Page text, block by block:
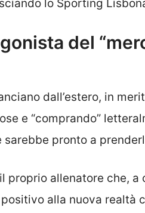
lo Sporting
del
dall’estero, in
e “comprando”
sarebbe pronto a
proprio allenatore che,
alla nuova realtà